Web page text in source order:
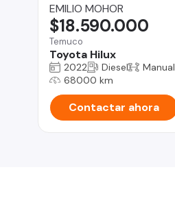
EMILIO MOHOR
Temuco
Toyota Hilux
$18.590.000
2022 Diesel
Manual
68000 km
Contactar ahora